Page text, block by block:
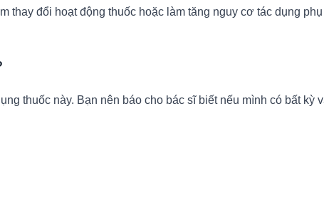
đổi hoạt động thuốc hoặc làm tăng nguy cơ tác dụng
thuốc này. Bạn nên báo cho bác sĩ biết nếu mình có bất kỳ